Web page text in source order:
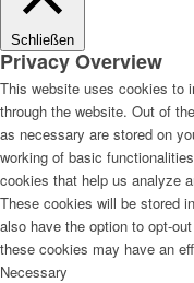
Schließen
Privacy Overview
This website uses cookies to
through the website. Out of
as necessary are stored on
working of basic
cookies that help us analyze
These cookies will be stored
also have the option to opt-
these cookies may have an
Necessary